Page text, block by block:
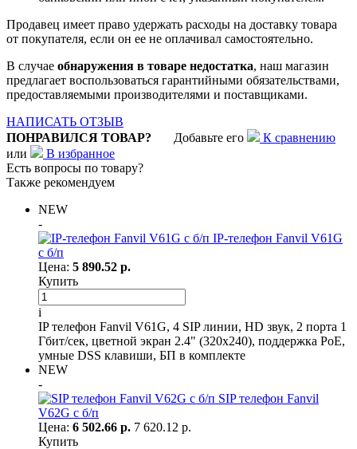
Продавец имеет право удержать расходы на доставку товара
от покупателя, если он ее не оплачивал самостоятельно.
В случае обнаружения в товаре недостатка, наш магазин
предлагает воспользоваться гарантийными обязательствами,
предоставляемыми производителями и поставщиками.
НАПИСАТЬ ОТЗЫВ
ПОНРАВИЛСЯ ТОВАР? Добавьте его
К сравнению
или
В избранное
Есть вопросы по товару?
Также рекомендуем
NEW
-
IP-телефон Fanvil V61G
с б/п
Цена: 5 890.52 р.
Купить
i
IP телефон Fanvil V61G, 4 SIP линии, HD звук, 2 порта 1
Гбит/сек, цветной экран 2.4" (320x240), поддержка PoE,
умные DSS клавиши, БП в комплекте
NEW
-
SIP телефон Fanvil
V62G с б/п
Цена: 6 502.66 р. 7 620.12 р.
Купить